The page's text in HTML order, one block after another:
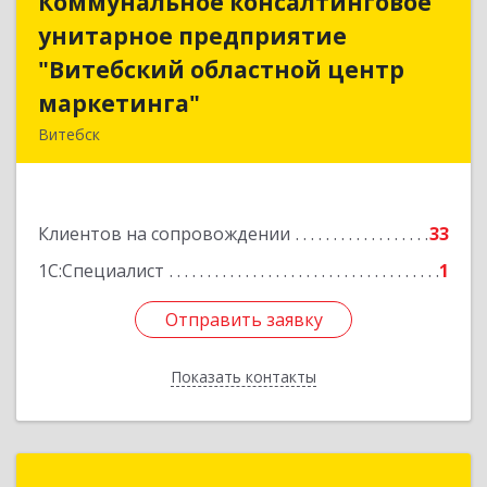
унитарное предприятие
"Витебский областной центр
маркетинга"
Витебск
Клиентов на сопровождении
33
1С:Специалист
1
Отправить заявку
Показать контакты
унитарное предприятие
"Витебский областной центр
Подробнее
Отправить заявку
Назад